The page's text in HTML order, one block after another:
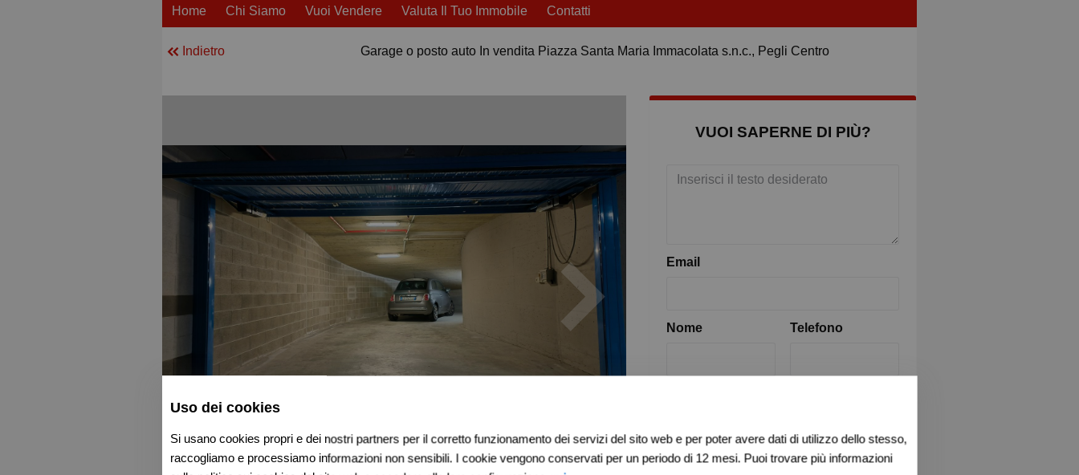
Home Chi Siamo Vuoi Vendere Valuta Il Tuo Immobile Contatti
Indietro Garage o posto auto In vendita Piazza Santa Maria Immacolata s.n.c., Pegli Centro
VUOI SAPERNE DI PIÙ?
Email
Nome Telefono
Uso dei cookies
Si usano cookies propri e dei nostri partners per il corretto funzionamento dei servizi del sito web e per poter avere dati di utilizzo dello stesso,
raccogliamo e processiamo informazioni non sensibili. I cookie vengono conservati per un periodo di 12 mesi. Puoi trovare più informazioni